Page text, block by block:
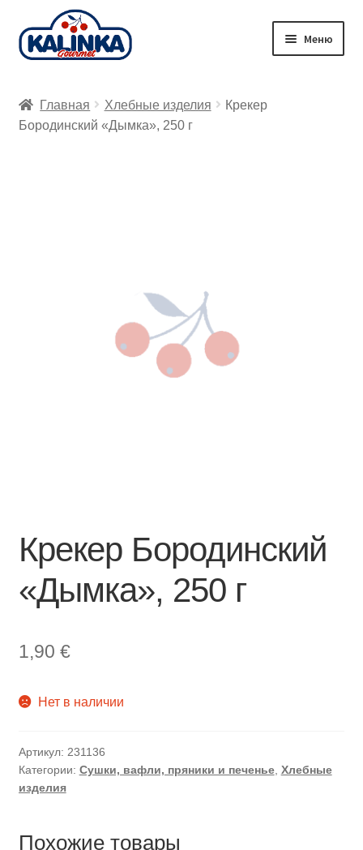
Перейти
к
Перейти
к
Меню
Заказ онлайн
Главная Хлебные изделия
Крекер
Бородинский «Дымка», 250 г
Крекер Бородинский
«Дымка», 250 г
1,90 €
Нет в наличии
Артикул: 231136
Категории: Сушки, вафли, пряники и печенье, Хлебные
изделия
Похожие товары